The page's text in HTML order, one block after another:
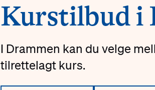
Kurstilbud i
I Drammen kan du velge
tilrettelagt kurs.